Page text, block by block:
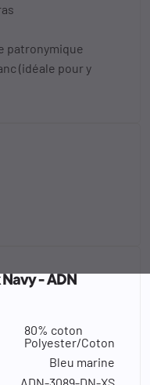
patronymique
(idéale pour y
- ADN
80% coton
Polyester/Coton
Bleu marine